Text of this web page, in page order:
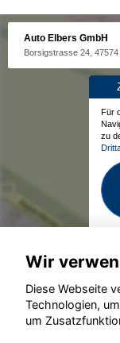
Auto Elbers GmbH
Borsigstrasse 24,
Für
zu
©
Wir
Diese Webseite
Technologien,
um